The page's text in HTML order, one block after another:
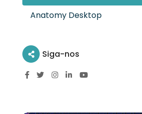
Anatomy Desktop
Siga-nos